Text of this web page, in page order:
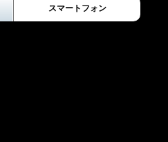
スマートフォン